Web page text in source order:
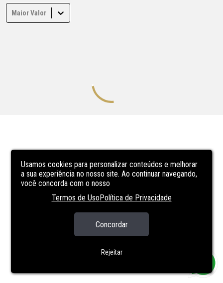
Usamos cookies para personalizar conteúdos e melhorar
a sua experiência no nosso site. Ao continuar navegando,
você concorda com o nosso
Termos de UsoPolítica de Privacidade
Concordar
Rejeitar
Maior Valor